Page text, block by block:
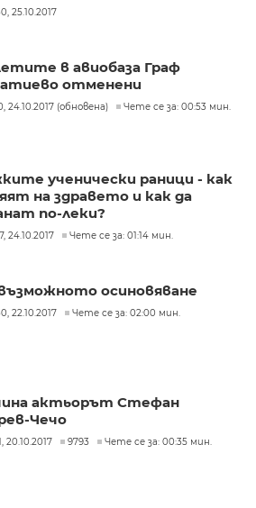
25.10.2017
в авиобаза Граф
отменени
24.10.2017 (обновена) Чете се за: 00:53 мин.
ученически раници - как
на здравето и как да
по-леки?
24.10.2017 Чете се за: 01:14 мин.
осиновяване
22.10.2017 Чете се за: 02:00 мин.
актьорът Стефан
Чечо
20.10.2017 9793 Чете се за: 00:35 мин.